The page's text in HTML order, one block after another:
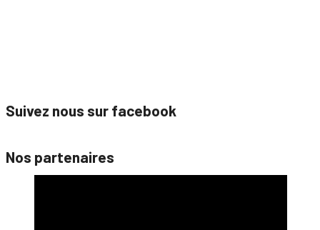
Suivez nous sur facebook
Nos partenaires